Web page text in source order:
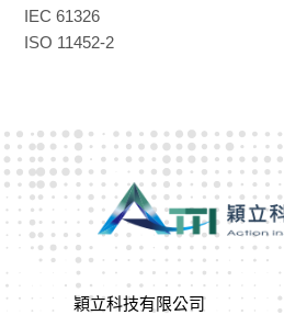
IEC 61326
ISO 11452-2
穎立科技有限公司